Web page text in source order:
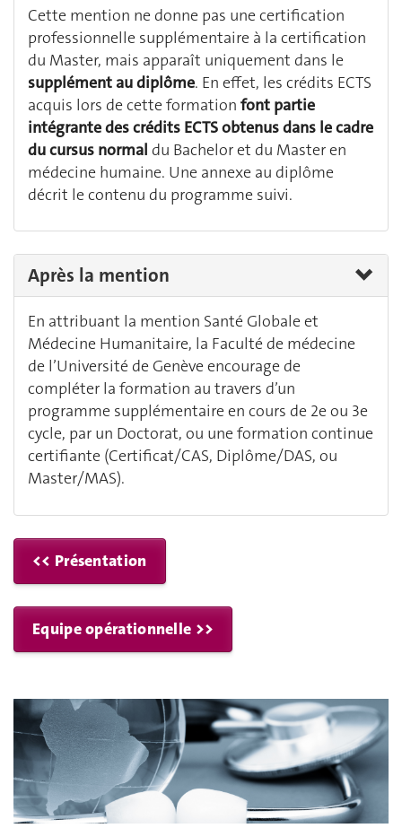
Cette mention ne donne pas une certification
professionnelle supplémentaire à la certification
du Master, mais apparaît uniquement dans le
supplément au diplôme. En effet, les crédits ECTS
acquis lors de cette formation font partie
intégrante des crédits ECTS obtenus dans le cadre
du cursus normal du Bachelor et du Master en
médecine humaine. Une annexe au diplôme
décrit le contenu du programme suivi.
Après la mention
En attribuant la mention Santé Globale et
Médecine Humanitaire, la Faculté de médecine
de l’Université de Genève encourage de
compléter la formation au travers d’un
programme supplémentaire en cours de 2e ou 3e
cycle, par un Doctorat, ou une formation continue
certifiante (Certificat/CAS, Diplôme/DAS, ou
Master/MAS).
<< Présentation
Equipe opérationnelle >>